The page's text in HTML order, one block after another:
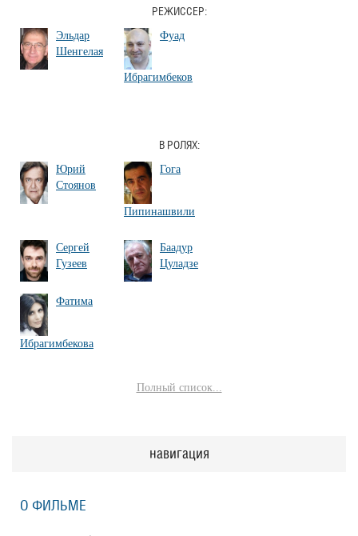
РЕЖИССЕР:
Эльдар
Шенгелая
Фуад
Ибрагимбеков
В РОЛЯХ:
Юрий
Стоянов
Гога
Пипинашвили
Сергей
Гузеев
Баадур
Цуладзе
Фатима
Ибрагимбекова
Полный список...
навигация
О ФИЛЬМЕ